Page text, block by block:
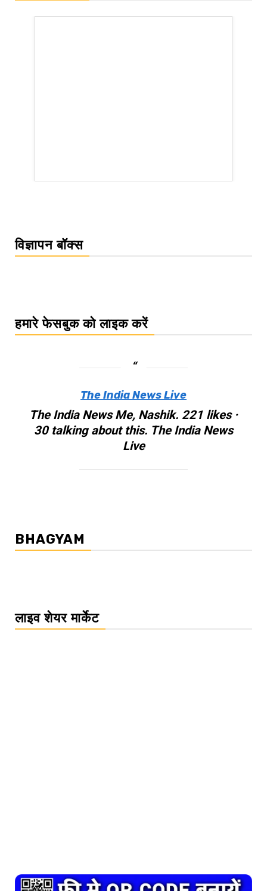
विज्ञापन बॉक्स
हमारे फेसबुक को लाइक करें
The India News Live
The India News Me, Nashik. 221 likes ·
30 talking about this. The India News
Live
BHAGYAM
लाइव शेयर मार्केट